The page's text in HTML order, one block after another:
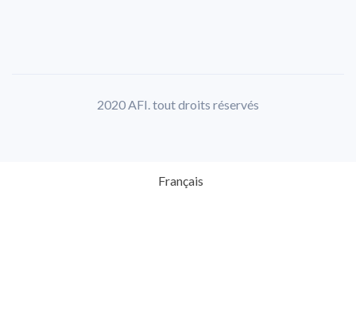
2020 AFI. tout droits réservés
Français